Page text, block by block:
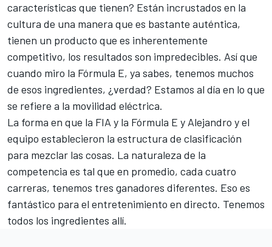
características que tienen? Están incrustados en la
cultura de una manera que es bastante auténtica,
tienen un producto que es inherentemente
competitivo, los resultados son impredecibles. Así que
cuando miro la Fórmula E, ya sabes, tenemos muchos
de esos ingredientes, ¿verdad? Estamos al día en lo que
se refiere a la movilidad eléctrica.
La forma en que la FIA y la Fórmula E y Alejandro y el
equipo establecieron la estructura de clasificación
para mezclar las cosas. La naturaleza de la
competencia es tal que en promedio, cada cuatro
carreras, tenemos tres ganadores diferentes. Eso es
fantástico para el entretenimiento en directo. Tenemos
todos los ingredientes allí.